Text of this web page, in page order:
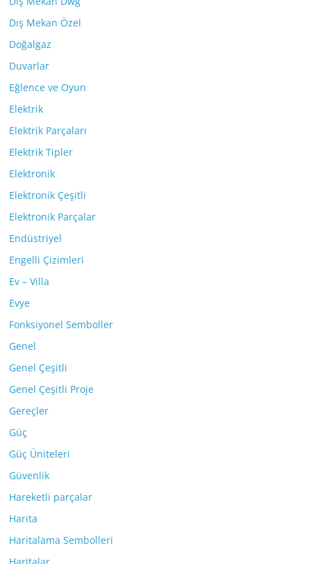
Dış Mekan Özel
Doğalgaz
Duvarlar
Eğlence ve Oyun
Elektrik
Elektrik Parçaları
Elektrik Tipler
Elektronik
Elektronik Çeşitli
Elektronik Parçalar
Endüstriyel
Engelli Çizimleri
Ev – Villa
Evye
Fonksiyonel Semboller
Genel
Genel Çeşitli
Genel Çeşitli Proje
Gereçler
Güç
Güç Üniteleri
Güvenlik
Hareketli parçalar
Harita
Haritalama Sembolleri